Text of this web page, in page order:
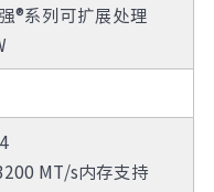
®系列可扩展处理
MT/s内存支持